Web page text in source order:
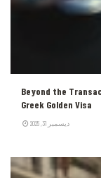
Beyond the
Greek Golden Visa
ديسمبر 31, 2025